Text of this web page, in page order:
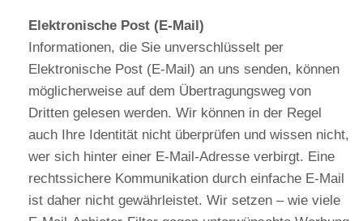
Elektronische Post (E-Mail)
Informationen, die Sie unverschlüsselt per
Elektronische Post (E-Mail) an uns senden, können
möglicherweise auf dem Übertragungsweg von
Dritten gelesen werden. Wir können in der Regel
auch Ihre Identität nicht überprüfen und wissen nicht,
wer sich hinter einer E-Mail-Adresse verbirgt. Eine
rechtssichere Kommunikation durch einfache E-Mail
ist daher nicht gewährleistet. Wir setzen – wie viele